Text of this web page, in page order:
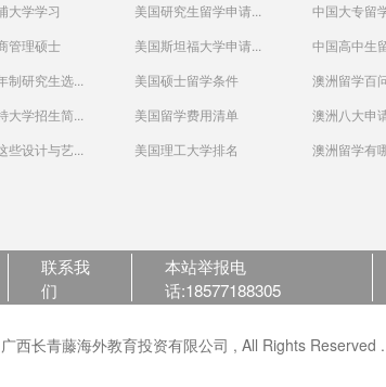
大学学习
管理硕士
制研究生选...
大学招生简...
些设计与艺...
美国研究生留学申请...
美国斯坦福大学申请...
美国硕士留学条件
美国留学费用清单
美国理工大学排名
中国大专留
中国高中生
澳洲留学百
澳洲八大申
澳洲留学有
联系我
们
本站举报电
话:18577188305
西长青藤海外教育投资有限公司 , All Rights Reserved